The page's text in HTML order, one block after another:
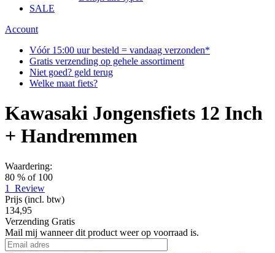
SALE
Account
Vóór 15:00 uur besteld = vandaag verzonden*
Gratis verzending op gehele assortiment
Niet goed? geld terug
Welke maat fiets?
Kawasaki Jongensfiets 12 Inch
+ Handremmen
Waardering:
80 % of 100
1
Review
Prijs (incl. btw)
134,95
Verzending Gratis
Mail mij wanneer dit product weer op voorraad is.